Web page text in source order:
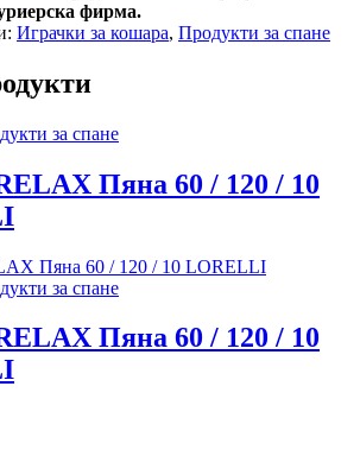
фирма.
Играчки за кошара, Продукти за спане
за спане
Пяна 60 / 120 / 10
за спане
Пяна 60 / 120 / 10